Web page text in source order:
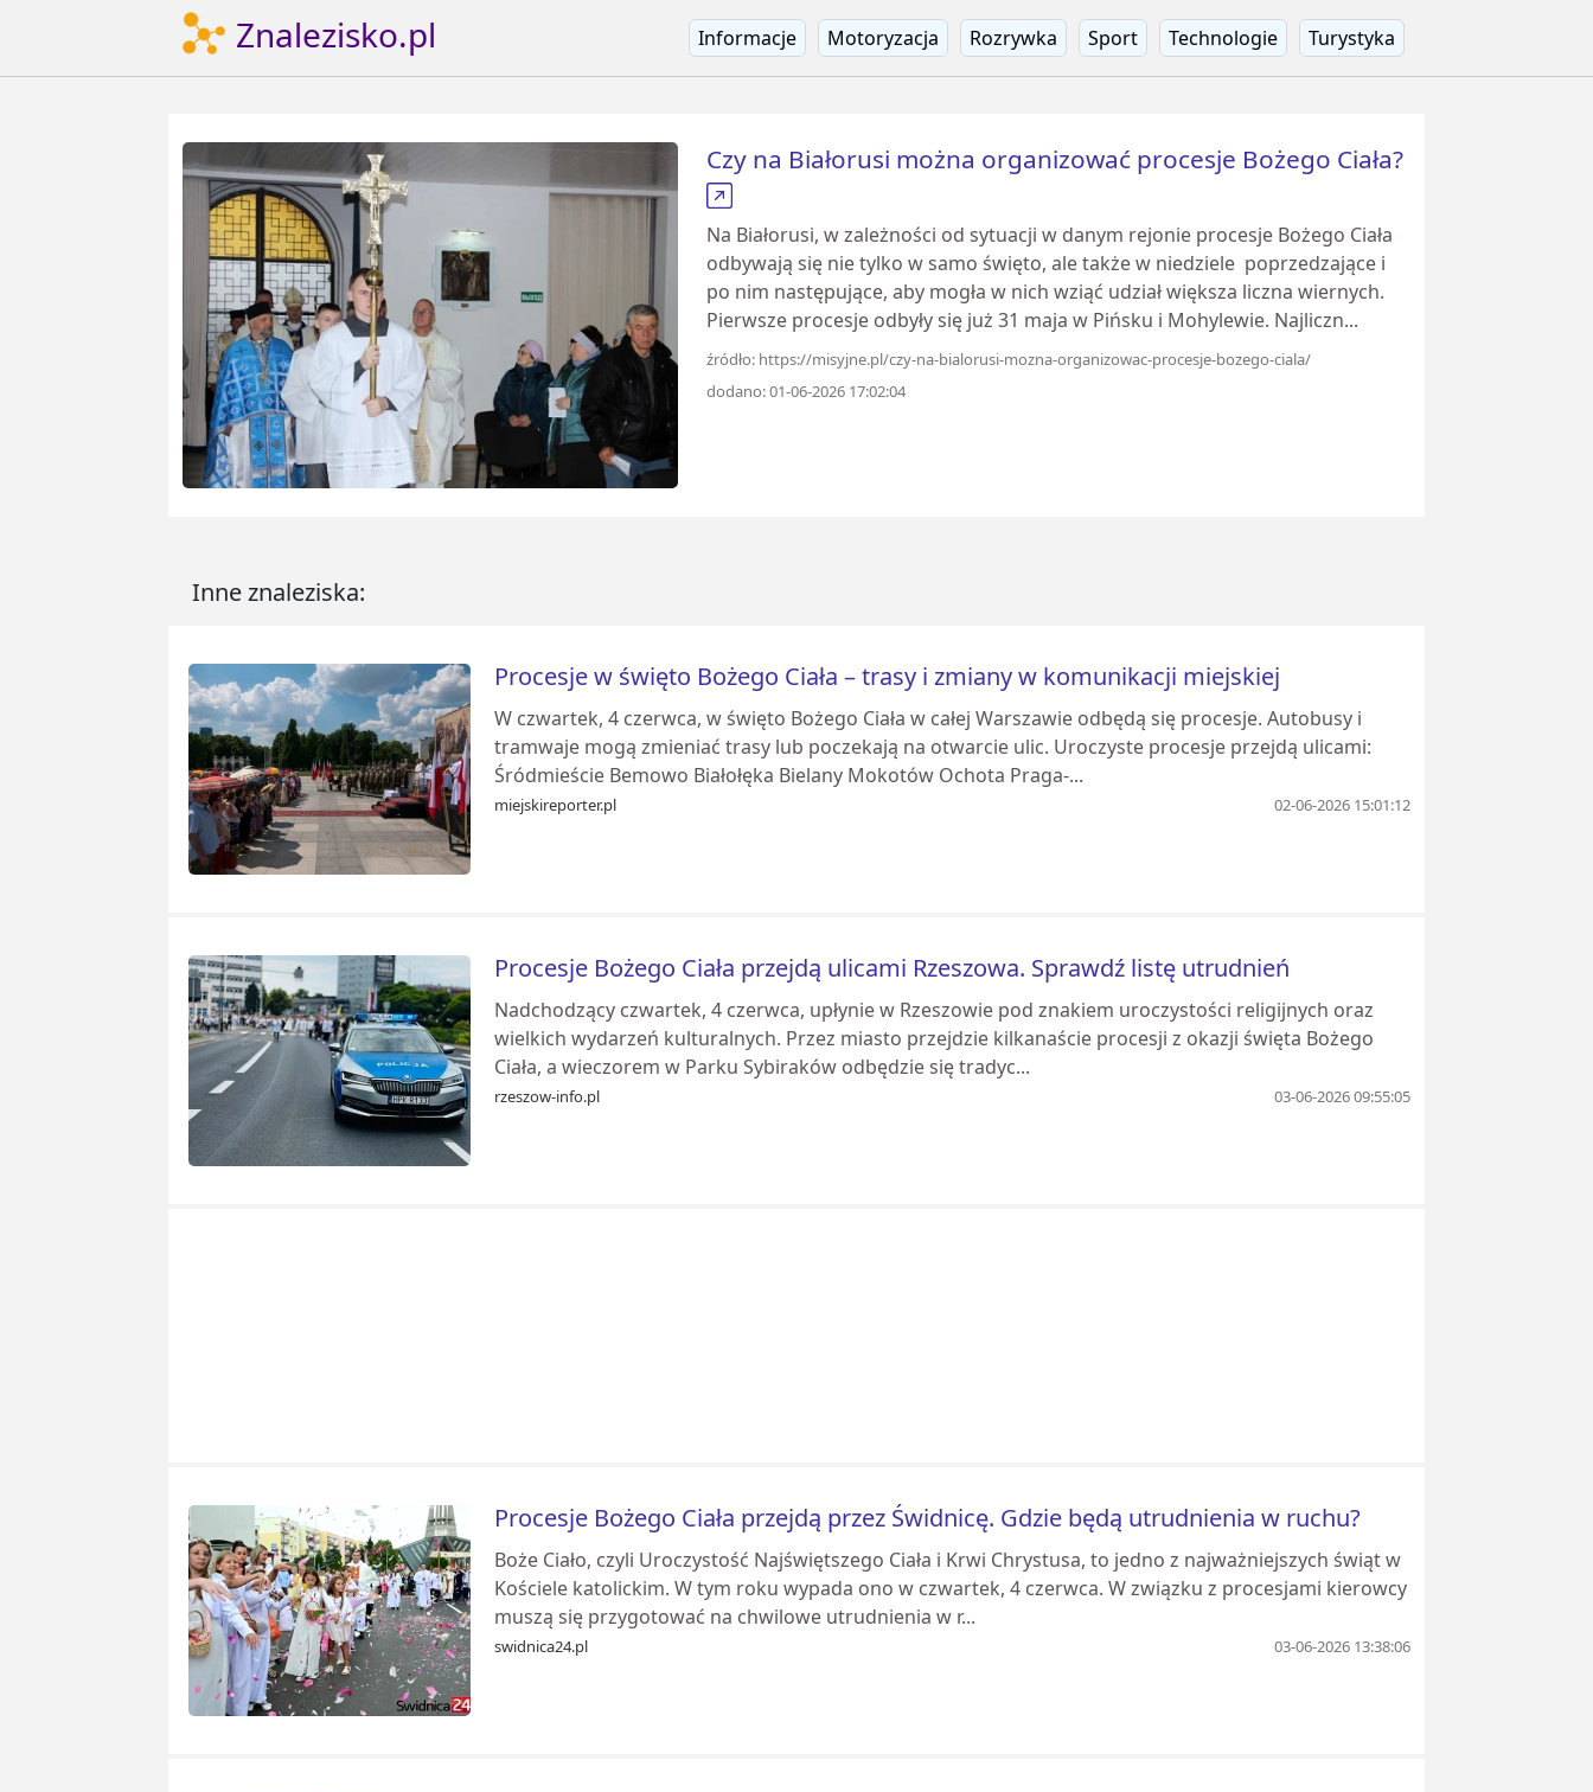
Znalezisko.pl Informacje Motoryzacja Rozrywka Sport Technologie Turystyka
Czy na Białorusi można organizować procesje Bożego Ciała?
Na Białorusi, w zależności od sytuacji w danym rejonie procesje Bożego Ciała
odbywają się nie tylko w samo święto, ale także w niedziele poprzedzające i
po nim następujące, aby mogła w nich wziąć udział większa liczna wiernych.
Pierwsze procesje odbyły się już 31 maja w Pińsku i Mohylewie. Najliczn...
źródło: https://misyjne.pl/czy-na-bialorusi-mozna-organizowac-procesje-bozego-ciala/
dodano: 01-06-2026 17:02:04
Inne znaleziska:
Procesje w święto Bożego Ciała – trasy i zmiany w komunikacji miejskiej
W czwartek, 4 czerwca, w święto Bożego Ciała w całej Warszawie odbędą się procesje. Autobusy i
tramwaje mogą zmieniać trasy lub poczekają na otwarcie ulic. Uroczyste procesje przejdą ulicami:
Śródmieście Bemowo Białołęka Bielany Mokotów Ochota Praga-...
miejskireporter.pl 02-06-2026 15:01:12
Procesje Bożego Ciała przejdą ulicami Rzeszowa. Sprawdź listę utrudnień
Nadchodzący czwartek, 4 czerwca, upłynie w Rzeszowie pod znakiem uroczystości religijnych oraz
wielkich wydarzeń kulturalnych. Przez miasto przejdzie kilkanaście procesji z okazji święta Bożego
Ciała, a wieczorem w Parku Sybiraków odbędzie się tradyc...
rzeszow-info.pl 03-06-2026 09:55:05
Procesje Bożego Ciała przejdą przez Świdnicę. Gdzie będą utrudnienia w ruchu?
Boże Ciało, czyli Uroczystość Najświętszego Ciała i Krwi Chrystusa, to jedno z najważniejszych świąt w
Kościele katolickim. W tym roku wypada ono w czwartek, 4 czerwca. W związku z procesjami kierowcy
muszą się przygotować na chwilowe utrudnienia w r...
swidnica24.pl 03-06-2026 13:38:06